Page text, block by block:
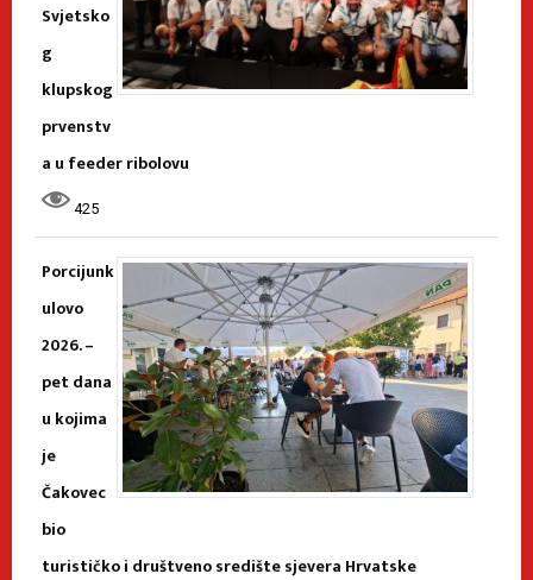
Svjetsko
g
klupskog
prvenstv
a u feeder ribolovu
425
Porcijunk
ulovo
2026. –
pet dana
u kojima
je
Čakovec
bio
turističko i društveno središte sjevera Hrvatske